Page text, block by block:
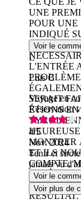
UNE
POUR UNE
INDIQUÉ
AVAIT PAS
L'ENTRÉE
SERAIT
ÉTIONS
MONTRER
ET ILS
COMPTE,
RÉSULTAT.
Voir le
L
Luis C
Voyage en
Réservation
4/5
Nov. 2024
Tenir et
jamais vu
Voir le
Voir plus de